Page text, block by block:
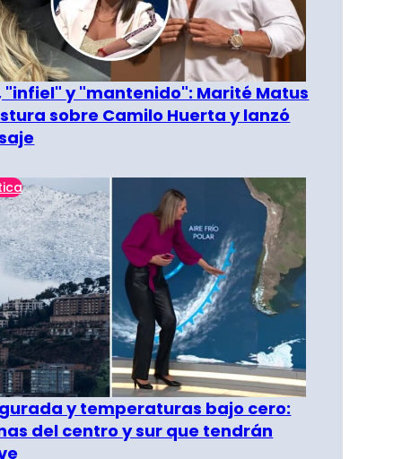
"infiel" y "mantenido": Marité Matus
sobre Camilo Huerta y lanzó
y temperaturas bajo cero:
del centro y sur que tendrán